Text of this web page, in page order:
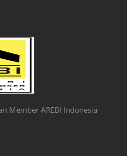
Member AREBI Indonesia